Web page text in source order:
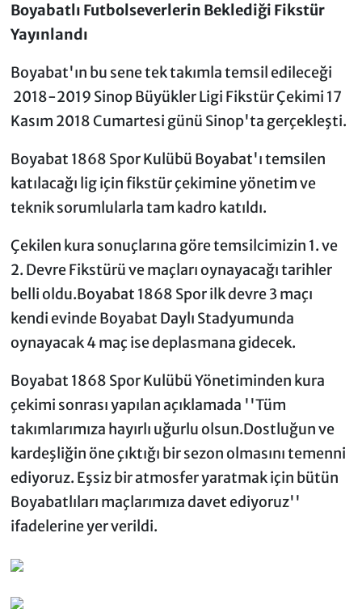
Boyabatlı Futbolseverlerin Beklediği Fikstür
Yayınlandı
Boyabat'ın bu sene tek takımla temsil edileceği
2018-2019 Sinop Büyükler Ligi Fikstür Çekimi 17
Kasım 2018 Cumartesi günü Sinop'ta gerçekleşti.
Boyabat 1868 Spor Kulübü Boyabat'ı temsilen
katılacağı lig için fikstür çekimine yönetim ve
teknik sorumlularla tam kadro katıldı.
Çekilen kura sonuçlarına göre temsilcimizin 1. ve
2. Devre Fikstürü ve maçları oynayacağı tarihler
belli oldu.Boyabat 1868 Spor ilk devre 3 maçı
kendi evinde Boyabat Daylı Stadyumunda
oynayacak 4 maç ise deplasmana gidecek.
Boyabat 1868 Spor Kulübü Yönetiminden kura
çekimi sonrası yapılan açıklamada ''Tüm
takımlarımıza hayırlı uğurlu olsun.Dostluğun ve
kardeşliğin öne çıktığı bir sezon olmasını temenni
ediyoruz. Eşsiz bir atmosfer yaratmak için bütün
Boyabatlıları maçlarımıza davet ediyoruz''
ifadelerine yer verildi.